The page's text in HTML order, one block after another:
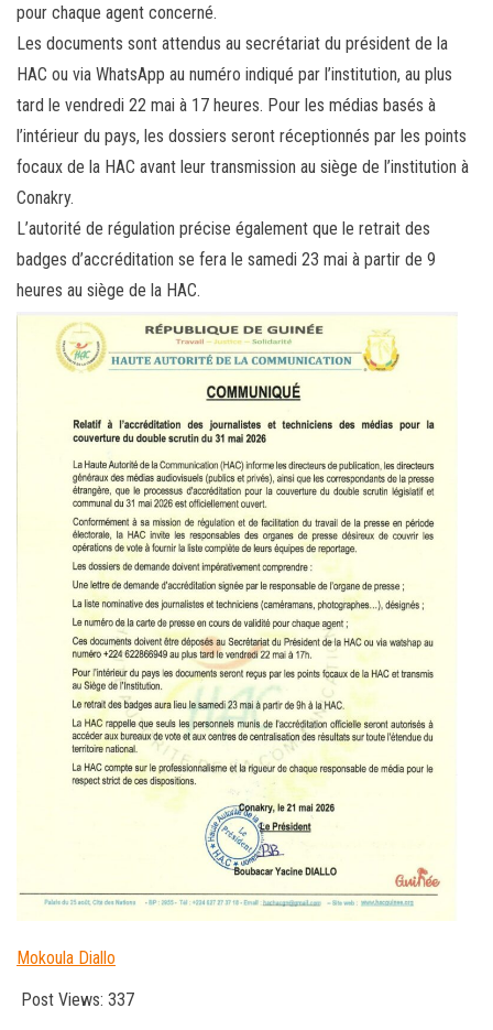
pour chaque agent concerné.
Les documents sont attendus au secrétariat du président de la
HAC ou via WhatsApp au numéro indiqué par l’institution, au plus
tard le vendredi 22 mai à 17 heures. Pour les médias basés à
l’intérieur du pays, les dossiers seront réceptionnés par les points
focaux de la HAC avant leur transmission au siège de l’institution à
Conakry.
L’autorité de régulation précise également que le retrait des
badges d’accréditation se fera le samedi 23 mai à partir de 9
heures au siège de la HAC.
Mokoula Diallo
Post Views: 337